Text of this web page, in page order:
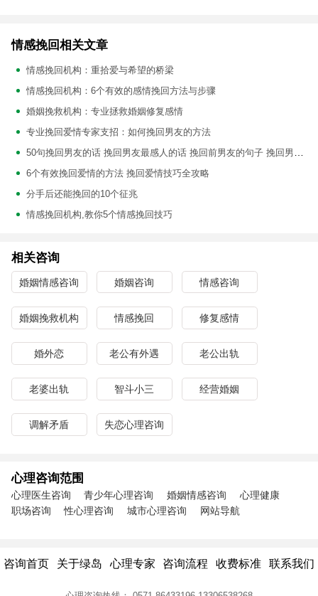
情感挽回相关文章
情感挽回机构：重拾爱与希望的桥梁
情感挽回机构：6个有效的感情挽回方法与步骤
婚姻挽救机构：专业拯救婚姻修复感情
专业挽回爱情专家支招：如何挽回男友的方法
50句挽回男友的话 挽回男友最感人的话 挽回前男友的句子 挽回男朋友的短信
6个有效挽回爱情的方法 挽回爱情技巧全攻略
分手后还能挽回的10个征兆
情感挽回机构,教你5个情感挽回技巧
相关咨询
婚姻情感咨询 婚姻咨询 情感咨询
婚姻挽救机构 情感挽回 修复感情
婚外恋 老公有外遇 老公出轨
老婆出轨 智斗小三 经营婚姻
调解矛盾 失恋心理咨询
心理咨询范围
心理医生咨询 青少年心理咨询 婚姻情感咨询
心理健康
职场咨询
性心理咨询 城市心理咨询 网站导航
咨询首页 关于绿岛 心理专家 咨询流程 收费标准 联系我们